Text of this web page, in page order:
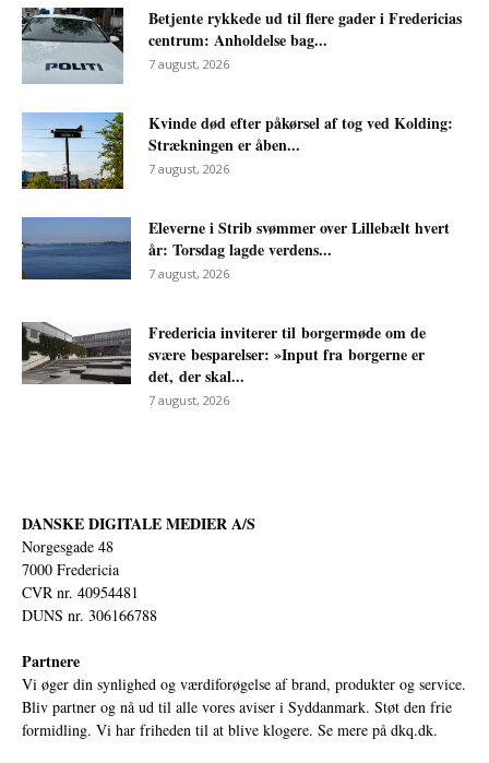
Betjente rykkede ud til flere gader i Fredericias
centrum: Anholdelse bag...
7 august, 2026
Kvinde død efter påkørsel af tog ved Kolding:
Strækningen er åben...
7 august, 2026
Eleverne i Strib svømmer over Lillebælt hvert
år: Torsdag lagde verdens...
7 august, 2026
Fredericia inviterer til borgermøde om de
svære besparelser: »Input fra borgerne er
det, der skal...
7 august, 2026
DANSKE DIGITALE MEDIER A/S
Norgesgade 48
7000 Fredericia
CVR nr. 40954481
DUNS nr. 306166788
Partnere
Vi øger din synlighed og værdiforøgelse af brand, produkter og service.
Bliv partner og nå ud til alle vores aviser i Syddanmark. Støt den frie
formidling. Vi har friheden til at blive klogere. Se mere på dkq.dk.